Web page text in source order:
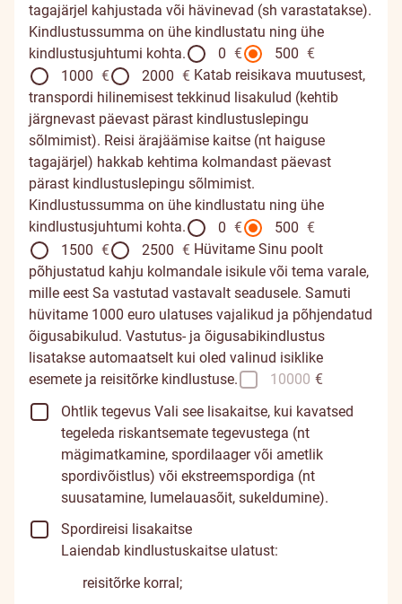
tagajärjel kahjustada või hävinevad (sh varastatakse).
Kindlustussumma on ühe kindlustatu ning ühe
kindlustusjuhtumi kohta.
0 € 500 €
1000 € 2000 €
Valisid
pagasi
ja
isiklike
asjade
kaitseks
0
€,
mis
tähendab,
et
nendega
juhtunud
ootamatuid
kahjustusi
hüvitata.
muuda
Katab reisikava muutusest,
transpordi hilinemisest tekkinud lisakulud (kehtib
järgnevast päevast pärast kindlustuslepingu
sõlmimist). Reisi ärajäämise kaitse (nt haiguse
tagajärjel) hakkab kehtima kolmandast päevast
pärast kindlustuslepingu sõlmimist.
Kindlustussumma on ühe kindlustatu ning ühe
kindlustusjuhtumi kohta.
0 € 500 €
1500 € 2500 €
Valisid
reisitõrkekindlustuse
kaitseks
0
€,
tähendab,
et
reisikulusid
peaksid
nt
haigestuma.
Hüvitame Sinu poolt
põhjustatud kahju kolmandale isikule või tema varale,
mille eest Sa vastutad vastavalt seadusele. Samuti
hüvitame 1000 euro ulatuses vajalikud ja põhjendatud
õigusabikulud. Vastutus- ja õigusabikindlustus
lisatakse automaatselt kui oled valinud isiklike
esemete ja reisitõrke kindlustuse.
10000 €
Ohtlik tegevus Vali see lisakaitse, kui kavatsed
tegeleda riskantsemate tegevustega (nt
mägimatkamine, spordilaager või ametlik
spordivõistlus) või ekstreemspordiga (nt
suusatamine, lumelauasõit, sukeldumine).
Spordireisi lisakaitse
Laiendab kindlustuskaitse ulatust:
reisitõrke korral;